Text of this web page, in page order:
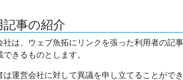
記事の紹介
社は、ウェブ魚拓にリンクを張った利用者の記
できるものとします。
は運営会社に対して異議を申し立てることがで